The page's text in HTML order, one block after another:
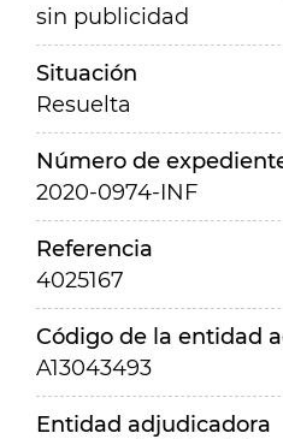
sin publicidad
Situación
Resuelta
Número de
2020-0974-INF
Referencia
4025167
Código de la entidad
A13043493
Entidad adjudicadora